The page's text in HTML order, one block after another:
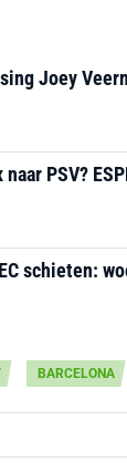
Joey
PSV?
schieten:
BARCELONA